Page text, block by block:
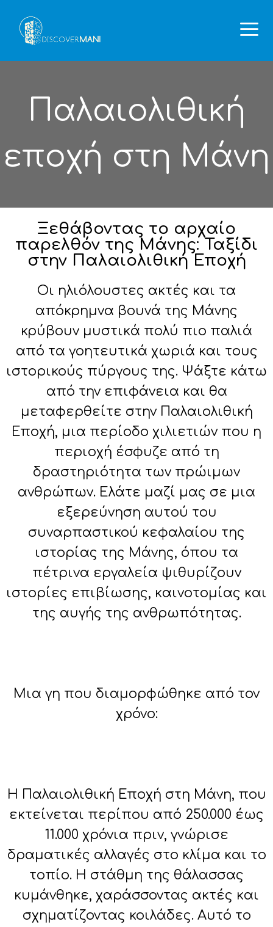
Παλαιολιθική
εποχή στη Μάνη
Ξεθάβοντας το αρχαίο
παρελθόν της Μάνης: Ταξίδι
στην Παλαιολιθική Εποχή
Οι ηλιόλουστες ακτές και τα
απόκρημνα βουνά της Μάνης
κρύβουν μυστικά πολύ πιο παλιά
από τα γοητευτικά χωριά και τους
ιστορικούς πύργους της. Ψάξτε κάτω
από την επιφάνεια και θα
μεταφερθείτε στην Παλαιολιθική
Εποχή, μια περίοδο χιλιετιών που η
περιοχή έσφυζε από τη
δραστηριότητα των πρώιμων
ανθρώπων. Ελάτε μαζί μας σε μια
εξερεύνηση αυτού του
συναρπαστικού κεφαλαίου της
ιστορίας της Μάνης, όπου τα
πέτρινα εργαλεία ψιθυρίζουν
ιστορίες επιβίωσης, καινοτομίας και
της αυγής της ανθρωπότητας.
Μια γη που διαμορφώθηκε από τον
χρόνο:
Η Παλαιολιθική Εποχή στη Μάνη, που
εκτείνεται περίπου από 250.000 έως
11.000 χρόνια πριν, γνώρισε
δραματικές αλλαγές στο κλίμα και το
τοπίο. Η στάθμη της θάλασσας
κυμάνθηκε, χαράσσοντας ακτές και
σχηματίζοντας κοιλάδες. Αυτό το